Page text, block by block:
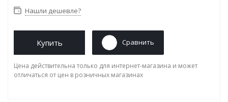
Нашли дешевле?
Купить Сравнить
Цена действительна только для интернет-магазина и может
отличаться от цен в розничных магазинах